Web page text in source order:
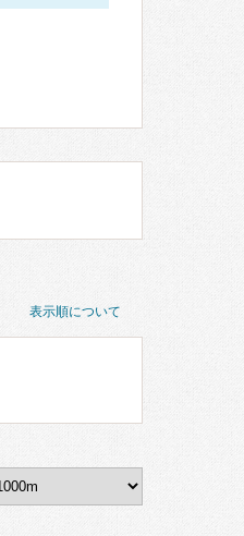
表示順について